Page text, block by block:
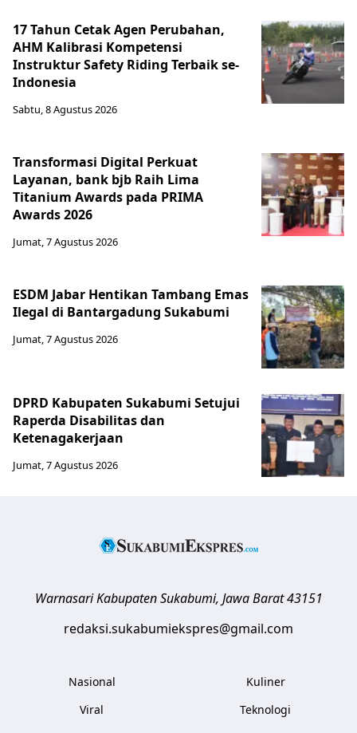
17 Tahun Cetak Agen Perubahan,
AHM Kalibrasi Kompetensi
Instruktur Safety Riding Terbaik se-
Indonesia
Sabtu, 8 Agustus 2026
Transformasi Digital Perkuat
Layanan, bank bjb Raih Lima
Titanium Awards pada PRIMA
Awards 2026
Jumat, 7 Agustus 2026
ESDM Jabar Hentikan Tambang Emas
Ilegal di Bantargadung Sukabumi
Jumat, 7 Agustus 2026
DPRD Kabupaten Sukabumi Setujui
Raperda Disabilitas dan
Ketenagakerjaan
Jumat, 7 Agustus 2026
Warnasari Kabupaten Sukabumi, Jawa Barat 43151
redaksi.sukabumiekspres@gmail.com
Nasional
Viral
Kuliner
Teknologi